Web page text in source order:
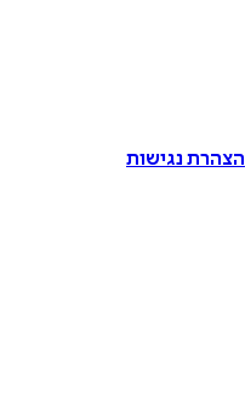
הצהרת נגישות